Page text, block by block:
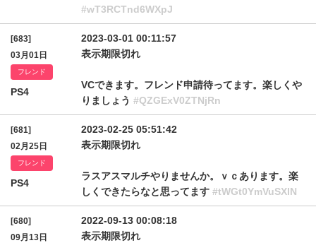
#wT3RCTnd6WXpJ
[683]
03月01日
フレンド
PS4
2023-03-01 00:11:57
表示期限切れ
VCできます。フレンド申請待ってます。楽しくや
りましょう #QZGExV0ZTNjRn
[681]
02月25日
フレンド
PS4
2023-02-25 05:51:42
表示期限切れ
ラスアスマルチやりませんか。ｖｃあります。楽
しくできたらなと思ってます #tWGt0YmVuSXlN
[680]
09月13日
2022-09-13 00:08:18
表示期限切れ